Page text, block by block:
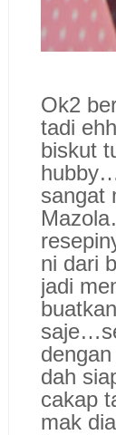
Ok2
tadi
biskut
sangat
ni dari
jadi
dah
cakap
mak